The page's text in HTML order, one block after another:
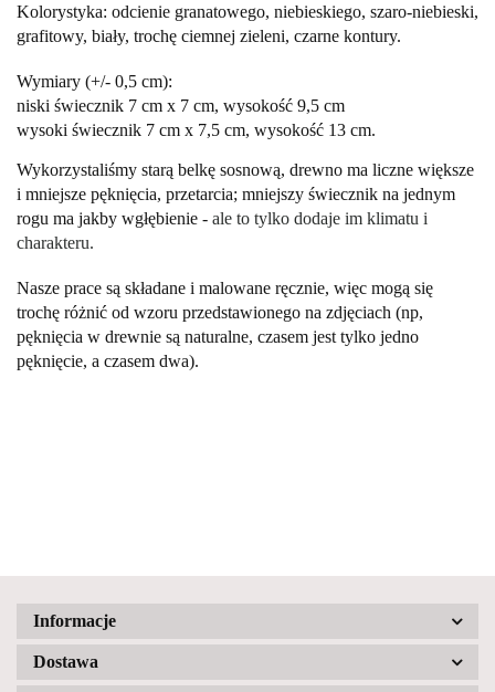
Kolorystyka: odcienie granatowego, niebieskiego, szaro-niebieski,
grafitowy, biały, trochę ciemnej zieleni, czarne kontury.
Wymiary (+/- 0,5 cm):
niski świecznik 7 cm x 7 cm, wysokość 9,5 cm
wysoki świecznik 7 cm x 7,5 cm, wysokość 13 cm.
Wykorzystaliśmy starą belkę sosnową, drewno ma liczne większe
i mniejsze pęknięcia, przetarcia; mniejszy świecznik na jednym
rogu ma jakby wgłębienie - ale to tylko dodaje im klimatu i
charakteru.
Nasze prace są składane i malowane ręcznie, więc mogą się
trochę różnić od wzoru przedstawionego na zdjęciach (np,
pęknięcia w drewnie są naturalne, czasem jest tylko jedno
pęknięcie, a czasem dwa).
Informacje
Dostawa